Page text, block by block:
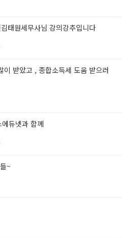
태원세무사님 강의강추입니다
이 받았고 , 종합소득세 도움 받으러
듀넷과 함께
~